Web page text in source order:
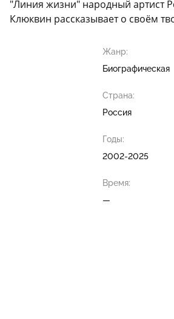
"Линия жизни" народный артист
Клюквин рассказывает о своём
Жанр:
Биографическая
Страна:
Россия
Годы:
2002-2025
Время:
—